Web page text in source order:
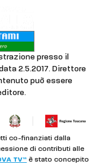
presso il
2.5.2017. Direttore
può essere
co-finanziati dalla
di contributi alle
TV” è stato concepito